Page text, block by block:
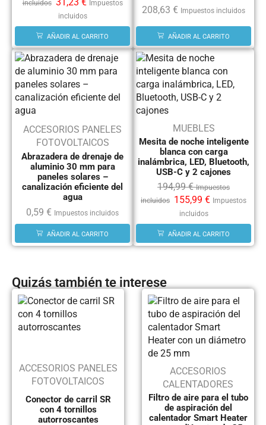
incluidos
Impuestos
incluidos
AÑADIR AL CARRITO
208,63 € Impuestos incluidos
AÑADIR AL CARRITO
ACCESORIOS PANELES
FOTOVOLTAICOS
Abrazadera de drenaje de
aluminio 30 mm para
paneles solares –
canalización eficiente del
agua
0,59 € Impuestos incluidos
AÑADIR AL CARRITO
MUEBLES
Mesita de noche inteligente
blanca con carga
inalámbrica, LED, Bluetooth,
USB-C y 2 cajones
194,99€ Impuestos
incluidos 155,99 € Impuestos
incluidos
AÑADIR AL CARRITO
Quizás también te interese
ACCESORIOS PANELES
FOTOVOLTAICOS
Conector de carril SR
con 4 tornillos
autorroscantes
ACCESORIOS
CALENTADORES
Filtro de aire para el tubo
de aspiración del
calentador Smart Heater